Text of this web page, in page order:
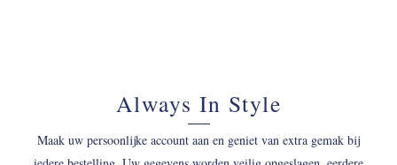
Always In Style
Maak uw persoonlijke account aan en geniet van extra gemak bij